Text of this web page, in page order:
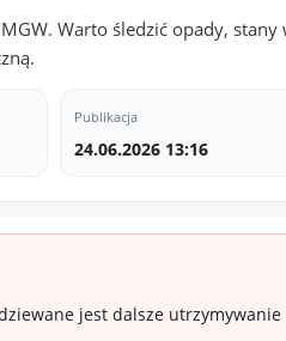
Warto śledzić opady, stany
Publikacja
24.06.2026 13:16
jest dalsze utrzymywanie